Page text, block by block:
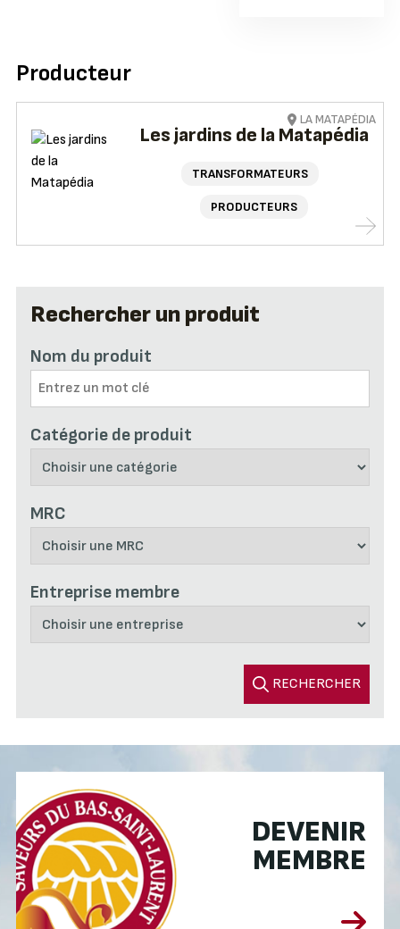
Rechercher un produit
Nom du produit
Catégorie de produit
MRC
Entreprise membre
RECHERCHER
Producteur
Les jardins de la Matapédia
TRANSFORMATEURS
PRODUCTEURS
LA MATAPÉDIA
DEVENIR
MEMBRE